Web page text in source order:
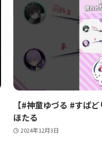
【#神童ゆづる #すぱ
ほたる
2024年12月3日